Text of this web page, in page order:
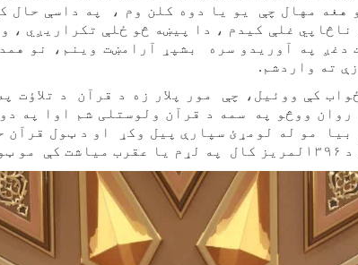
هغه مهال چې یو یا دوه کلن وم ، په داسې حال
غلې کیدم ، دا پيښه څو ځلې تکراریږي ،
دغږ په آوریدو سره بشپړ آرامښت وینم، نو
ته واردشم.
کې ووئيل، چې مور پلار زه د قرآن د تلاؤت
مو له لومړئ سپارې پيل وکړ او د ټول قرآن
شو.